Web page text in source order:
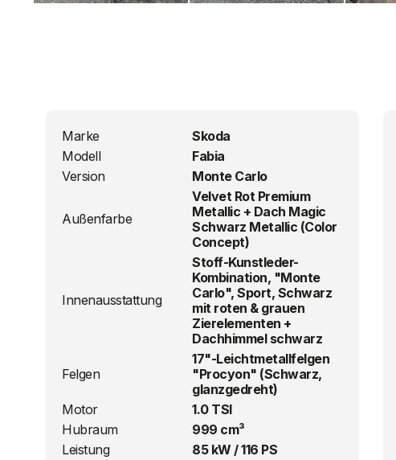
Marke
Skoda
Modell
Fabia
Version
Monte Carlo
Außenfarbe
Velvet Rot Premium
Metallic + Dach Magic
Schwarz Metallic (Color
Concept)
Innenausstattung
Stoff-Kunstleder-
Kombination, "Monte
Carlo", Sport, Schwarz
mit roten & grauen
Zierelementen +
Dachhimmel schwarz
Felgen
17"-Leichtmetallfelgen
"Procyon" (Schwarz,
glanzgedreht)
Motor
1.0 TSI
Hubraum
999 cm³
Leistung
85 kW / 116 PS